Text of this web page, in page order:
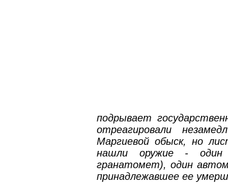
подрывает
отреагировали
Маргиевой обыск, но
нашли оружие - один
гранатомет), один
принадлежавшее ее